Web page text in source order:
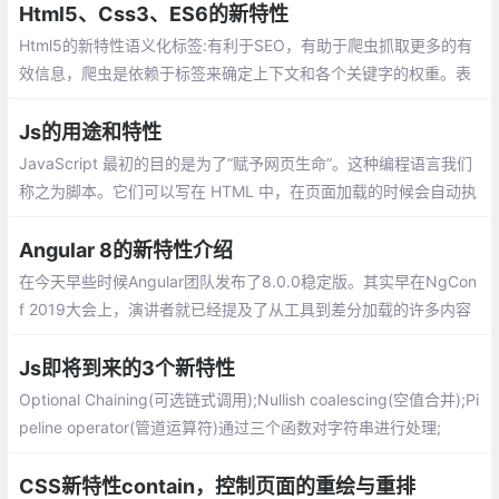
Html5、Css3、ES6的新特性
Html5的新特性语义化标签:有利于SEO，有助于爬虫抓取更多的有
效信息，爬虫是依赖于标签来确定上下文和各个关键字的权重。表
Js的用途和特性
JavaScript 最初的目的是为了“赋予网页生命”。这种编程语言我们
称之为脚本。它们可以写在 HTML 中，在页面加载的时候会自动执
可运行。
Angular 8的新特性介绍
在今天早些时候Angular团队发布了8.0.0稳定版。其实早在NgCon
f 2019大会上，演讲者就已经提及了从工具到差分加载的许多内容
绍，希望可以帮助大家快速了解新版本
Js即将到来的3个新特性
Optional Chaining(可选链式调用);Nullish coalescing(空值合并);Pi
peline operator(管道运算符)通过三个函数对字符串进行处理;
CSS新特性contain，控制页面的重绘与重排